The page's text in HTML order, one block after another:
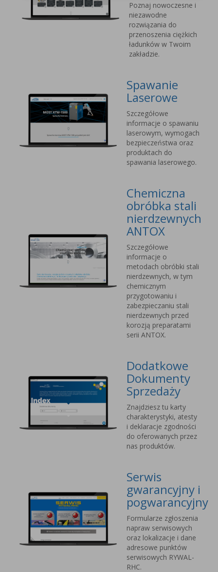
Poznaj nowoczesne i
niezawodne
rozwiązania do
przenoszenia ciężkich
ładunków w Twoim
zakładzie.
Spawanie
Laserowe
Szczegółowe
informacje o spawaniu
laserowym, wymogach
bezpieczeństwa oraz
produktach do
spawania laserowego.
Chemiczna
obróbka stali
nierdzewnych
ANTOX
Szczegółowe
informacje o
metodach obróbki stali
nierdzewnych, w tym
chemicznym
przygotowaniu i
zabezpieczaniu stali
nierdzewnych przed
korozją preparatami
serii ANTOX.
Dodatkowe
Dokumenty
Sprzedaży
Znajdziesz tu karty
charakterystyki, atesty
i deklaracje zgodności
do oferowanych przez
nas produktów.
Serwis
gwarancyjny i
pogwarancyjny
Formularze zgłoszenia
napraw serwisowych
oraz lokalizacje i dane
adresowe punktów
serwisowych RYWAL-
RHC.